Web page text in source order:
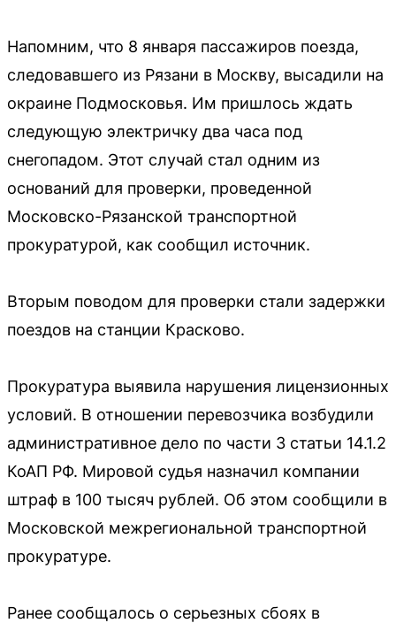
Напомним, что 8 января пассажиров поезда,
следовавшего из Рязани в Москву, высадили на
окраине Подмосковья. Им пришлось ждать
следующую электричку два часа под
снегопадом. Этот случай стал одним из
оснований для проверки, проведенной
Московско-Рязанской транспортной
прокуратурой, как сообщил источник.
Вторым поводом для проверки стали задержки
поездов на станции Красково.
Прокуратура выявила нарушения лицензионных
условий. В отношении перевозчика возбудили
административное дело по части 3 статьи 14.1.2
КоАП РФ. Мировой судья назначил компании
штраф в 100 тысяч рублей. Об этом сообщили в
Московской межрегиональной транспортной
прокуратуре.
Ранее сообщалось о серьезных сбоях в